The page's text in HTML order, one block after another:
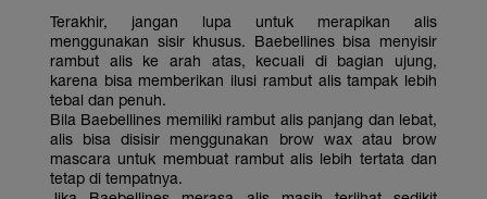
Terakhir, jangan lupa untuk merapikan alis
menggunakan sisir khusus. Baebellines bisa menyisir
rambut alis ke arah atas, kecuali di bagian ujung,
karena bisa memberikan ilusi rambut alis tampak lebih
tebal dan penuh.
Bila Baebellines memiliki rambut alis panjang dan lebat,
alis bisa disisir menggunakan brow wax atau brow
mascara untuk membuat rambut alis lebih tertata dan
tetap di tempatnya.